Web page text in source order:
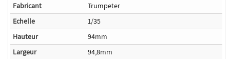
Fabricant
Trumpeter
Echelle
1/35
Hauteur
94mm
Largeur
94,8mm